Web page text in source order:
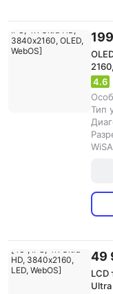
4.6
Тип
49
LCD
Ultra